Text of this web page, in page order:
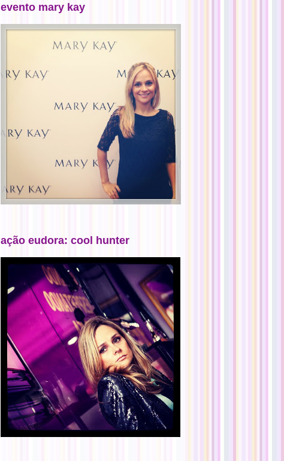
evento mary kay
ação eudora: cool hunter